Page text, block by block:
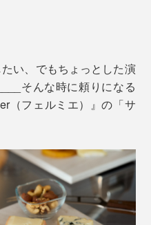
い、でもちょっとした演
そんな時に頼りになる
（フェルミエ）』の「サ